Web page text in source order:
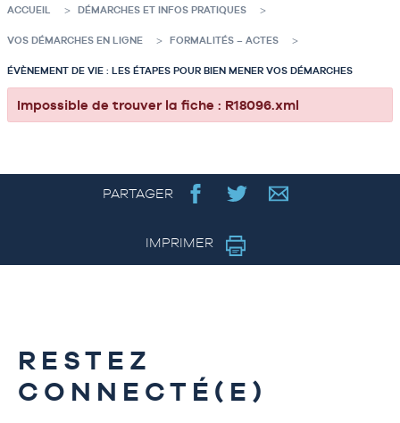
ACCUEIL DÉMARCHES ET INFOS PRATIQUES
VOS DÉMARCHES EN LIGNE FORMALITÉS – ACTES
ÉVÈNEMENT DE VIE : LES ÉTAPES POUR BIEN MENER VOS DÉMARCHES
Impossible de trouver la fiche : R18096.xml
PARTAGER
IMPRIMER
RESTEZ
CONNECTÉ(E)